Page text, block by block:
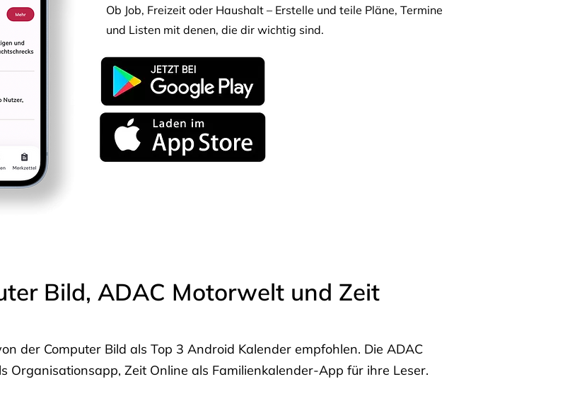
Ob Job, Freizeit oder Haushalt – Erstelle und teile Pläne, Termine
und Listen mit denen, die dir wichtig sind.
Bild, ADAC Motorwelt und Zeit
der Computer Bild als Top 3 Android Kalender empfohlen. Die ADAC
Organisationsapp, Zeit Online als Familienkalender-App für ihre Leser.